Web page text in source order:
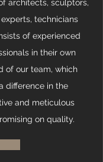
architects, sculptors,
technicians
of experienced
in their own
of our team, which
difference in the
and meticulous
on quality.